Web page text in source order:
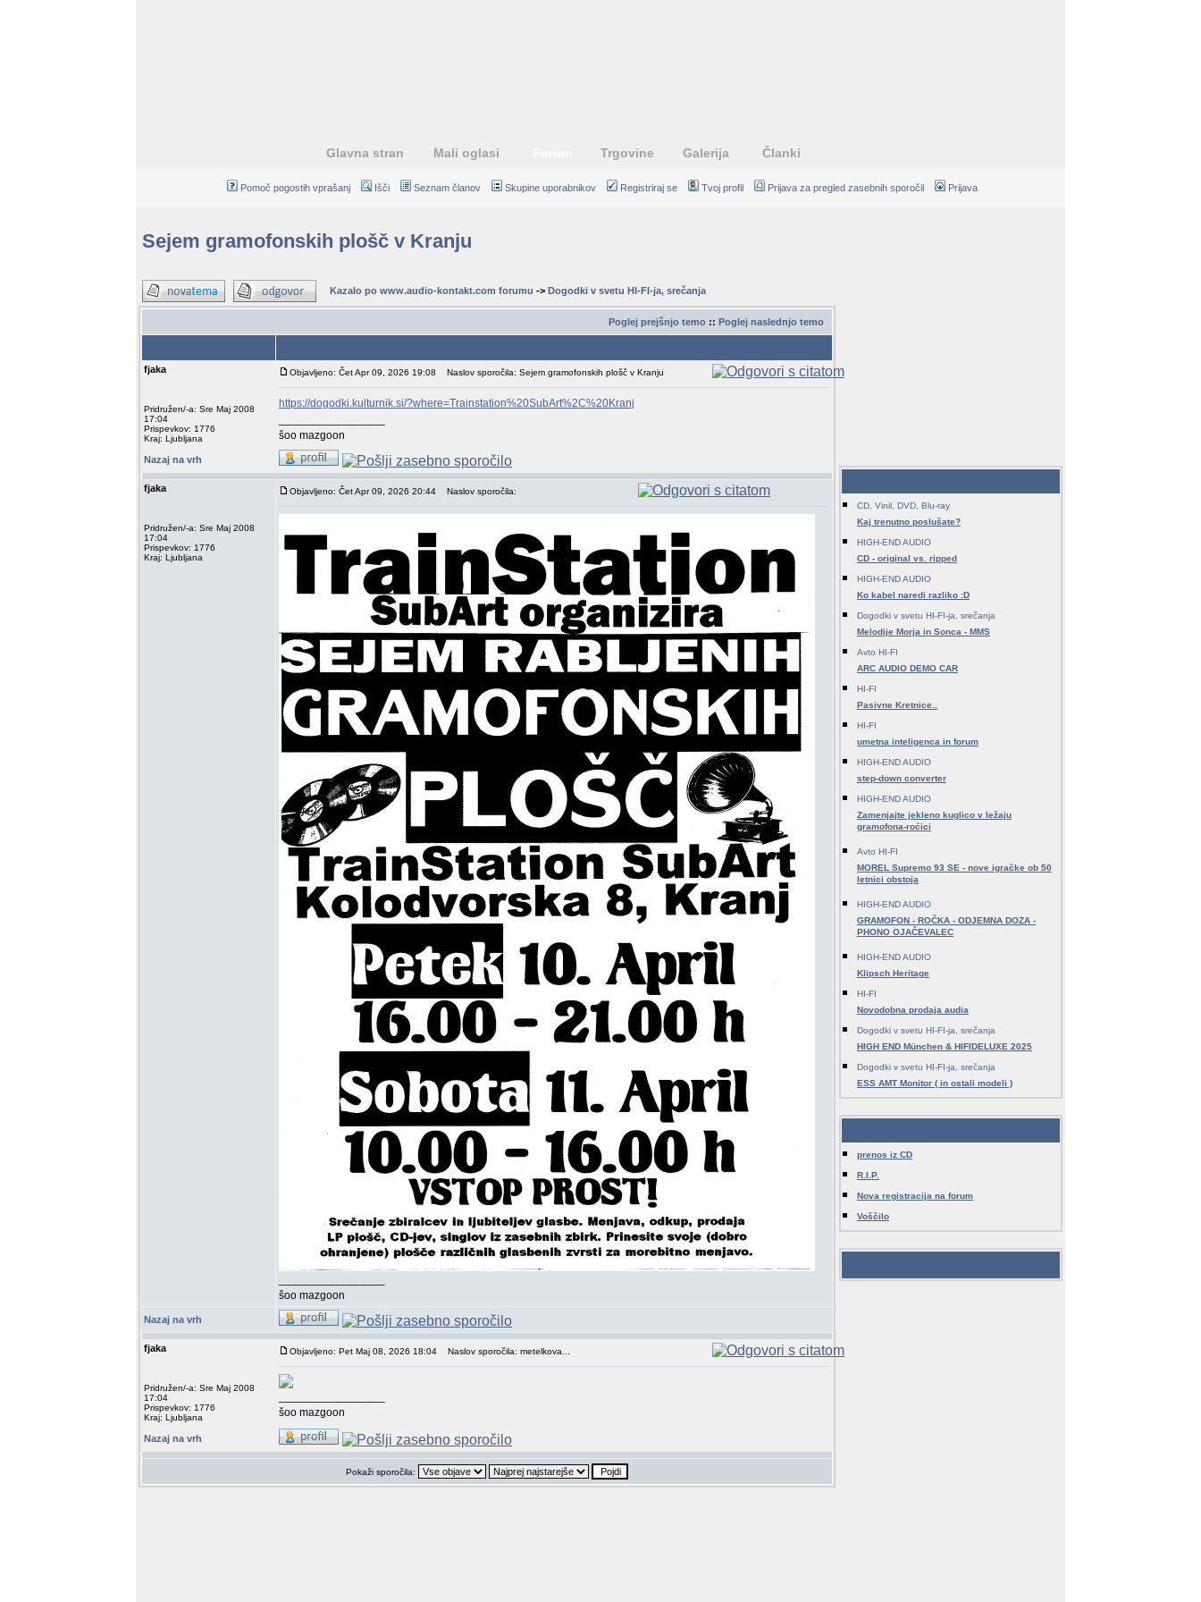
Glavna stran Mali oglasi Trgovine Galerija Članki
Pomoč pogostih vprašanj Išči Seznam članov Skupine uporabnikov Registriraj se Tvoj profil Prijava za pregled zasebnih sporočil Prijava
Sejem gramofonskih plošč v Kranju
Kazalo po www.audio-kontakt.com forumu -> Dogodki v svetu HI-FI-ja, srečanja
Poglej prejšnjo temo :: Poglej naslednjo temo
fjaka
Pridružen/-a: Sre Maj 2008
17:04
Prispevkov: 1776
Kraj: Ljubljana
Objavljeno: Čet Apr 09, 2026 19:08 Naslov sporočila: Sejem gramofonskih plošč v Kranju
https://dogodki.kulturnik.si/?where=Trainstation%20SubArt%2C%20Kranj
šoo mazgoon
Nazaj na vrh
fjaka
Pridružen/-a: Sre Maj 2008
17:04
Prispevkov: 1776
Kraj: Ljubljana
Objavljeno: Čet Apr 09, 2026 20:44 Naslov sporočila:
šoo mazgoon
Nazaj na vrh
fjaka
Pridružen/-a: Sre Maj 2008
17:04
Prispevkov: 1776
Kraj: Ljubljana
Objavljeno: Pet Maj 08, 2026 18:04 Naslov sporočila: metelkova...
šoo mazgoon
Nazaj na vrh
Pokaži sporočila:
CD, Vinil, DVD, Blu-ray
Kaj trenutno poslušate?
HIGH-END AUDIO
CD - original vs. ripped
HIGH-END AUDIO
Ko kabel naredi razliko :D
Dogodki v svetu HI-FI-ja, srečanja
Melodije Morja in Sonca - MMS
Avto HI-FI
ARC AUDIO DEMO CAR
HI-FI
Pasivne Kretnice..
HI-FI
umetna inteligenca in forum
HIGH-END AUDIO
step-down converter
HIGH-END AUDIO
Zamenjajte jekleno kuglico v ležaju
gramofona-roćici
Avto HI-FI
MOREL Supremo 93 SE - nove igračke ob 50
letnici obstoja
HIGH-END AUDIO
GRAMOFON - ROČKA - ODJEMNA DOZA -
PHONO OJAČEVALEC
HIGH-END AUDIO
Klipsch Heritage
HI-FI
Novodobna prodaja audia
Dogodki v svetu HI-FI-ja, srečanja
HIGH END München & HIFIDELUXE 2025
Dogodki v svetu HI-FI-ja, srečanja
ESS AMT Monitor ( in ostali modeli )
prenos iz CD
R.I.P.
Nova registracija na forum
Voščilo